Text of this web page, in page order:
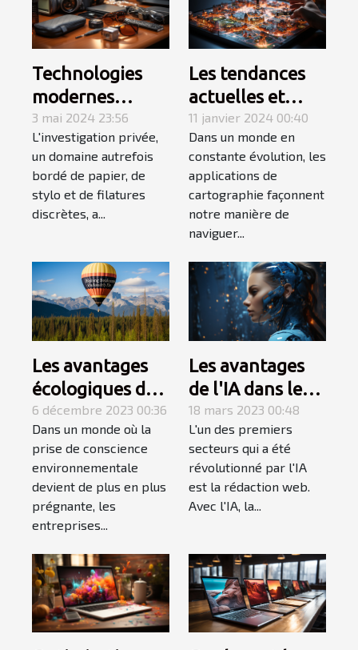
Technologies
modernes
utilisées dans
l'investigation
privée
3 mai 2024 23:56
L'investigation privée,
un domaine autrefois
bordé de papier, de
stylo et de filatures
discrètes, a...
Les tendances
actuelles et
futures des
applications de
cartographie
11 janvier 2024 00:40
Dans un monde en
constante évolution, les
applications de
cartographie façonnent
notre manière de
naviguer...
Les avantages
écologiques des
ballons
publicitaires
réutilisables
6 décembre 2023 00:36
Dans un monde où la
prise de conscience
environnementale
devient de plus en plus
prégnante, les
entreprises...
Les avantages
de l'IA dans le
domaine de la
rédaction web
18 mars 2023 00:48
L'un des premiers
secteurs qui a été
révolutionné par l'IA
est la rédaction web.
Avec l'IA, la...